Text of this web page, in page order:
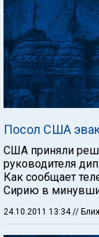
Посол США
США приняли
руководителя
Как сообщает
Сирию в
24.10.2011 13:34 //